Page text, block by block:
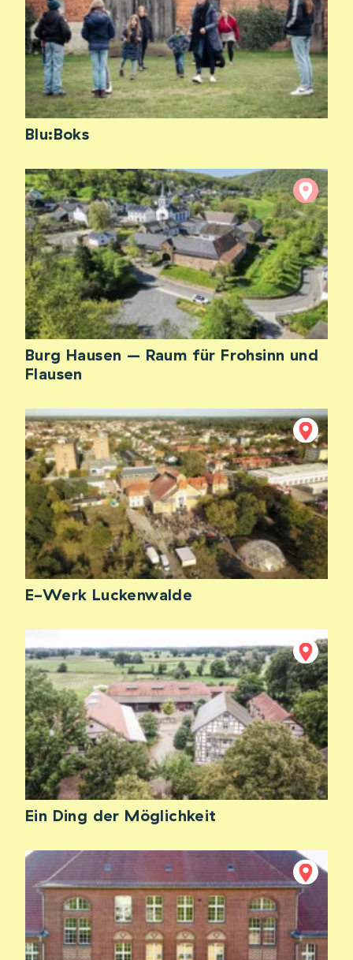
Blu:Boks
Burg Hausen – Raum für Frohsinn und
Flausen
E-Werk Luckenwalde
Ein Ding der Möglichkeit